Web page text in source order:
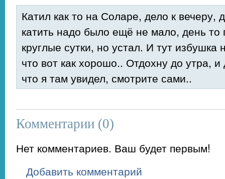
Катил как то на Соларе, дело к вечеру,
катить надо было ещё не мало, день
круглые сутки, но устал. И тут избушка
что вот как хорошо.. Отдохну до утра,
что я там увидел, смотрите сами..
Комментарии (0)
Нет комментариев. Ваш будет первым!
Добавить комментарий